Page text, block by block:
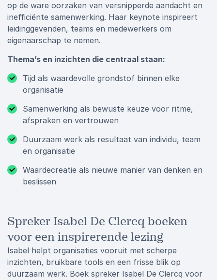
op de ware oorzaken van versnipperde aandacht en
inefficiënte samenwerking. Haar keynote inspireert
leidinggevenden, teams en medewerkers om
eigenaarschap te nemen.
Thema’s en inzichten die centraal staan:
Tijd als waardevolle grondstof binnen elke
organisatie
Samenwerking als bewuste keuze voor ritme,
afspraken en vertrouwen
Duurzaam werk als resultaat van individu, team
en organisatie
Waardecreatie als nieuwe manier van denken en
beslissen
Spreker Isabel De Clercq boeken
voor een inspirerende lezing
Isabel helpt organisaties vooruit met scherpe
inzichten, bruikbare tools en een frisse blik op
duurzaam werk. Boek spreker Isabel De Clercq voor